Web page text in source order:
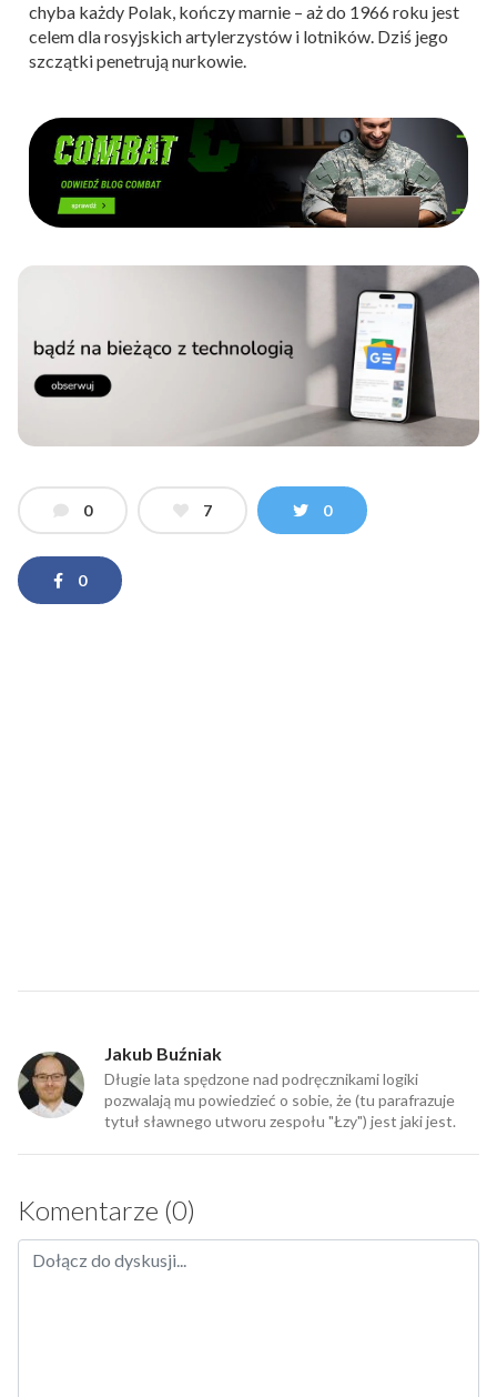
chyba każdy Polak, kończy marnie – aż do 1966 roku jest
celem dla rosyjskich artylerzystów i lotników. Dziś jego
szczątki penetrują nurkowie.
0 7 0
0
Jakub Buźniak
Długie lata spędzone nad podręcznikami logiki
pozwalają mu powiedzieć o sobie, że (tu parafrazuje
tytuł sławnego utworu zespołu "Łzy") jest jaki jest.
Komentarze (0)